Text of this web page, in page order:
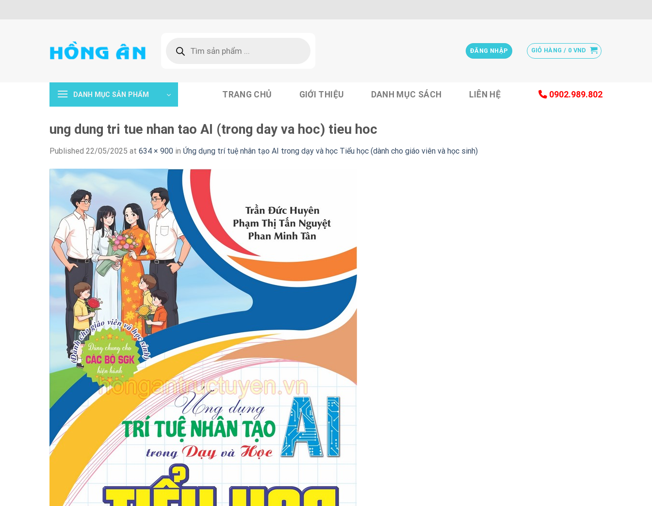
kiếm
ĐĂNG NHẬP GIỎ HÀNG / 0 VND
DANH MỤC SẢN PHẨM TRANG CHỦ GIỚI THIỆU DANH MỤC SÁCH LIÊN HỆ 0902.989.802
ung dung tri tue nhan tao AI (trong day va hoc) tieu hoc
Published 22/05/2025 at 634 × 900 in Ứng dụng trí tuệ nhân tạo AI trong dạy và học Tiểu học (dành cho giáo viên và học sinh)